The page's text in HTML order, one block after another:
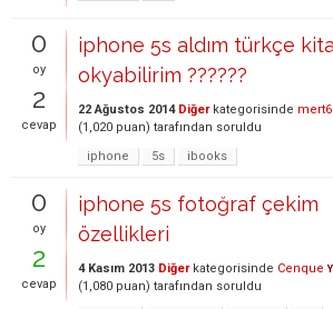
0
oy
2
cevap
iphone 5s aldım türkçe
okyabilirim ??????
22 Ağustos 2014 Diğerkategorisinde
(1,020 puan) tarafından soruldu
iphone
5s ibooks
0
oy
2
cevap
iphone 5s fotoğraf çekim
özellikleri
4 Kasım 2013 Diğerkategorisinde Cenque
(1,080 puan) tarafından soruldu